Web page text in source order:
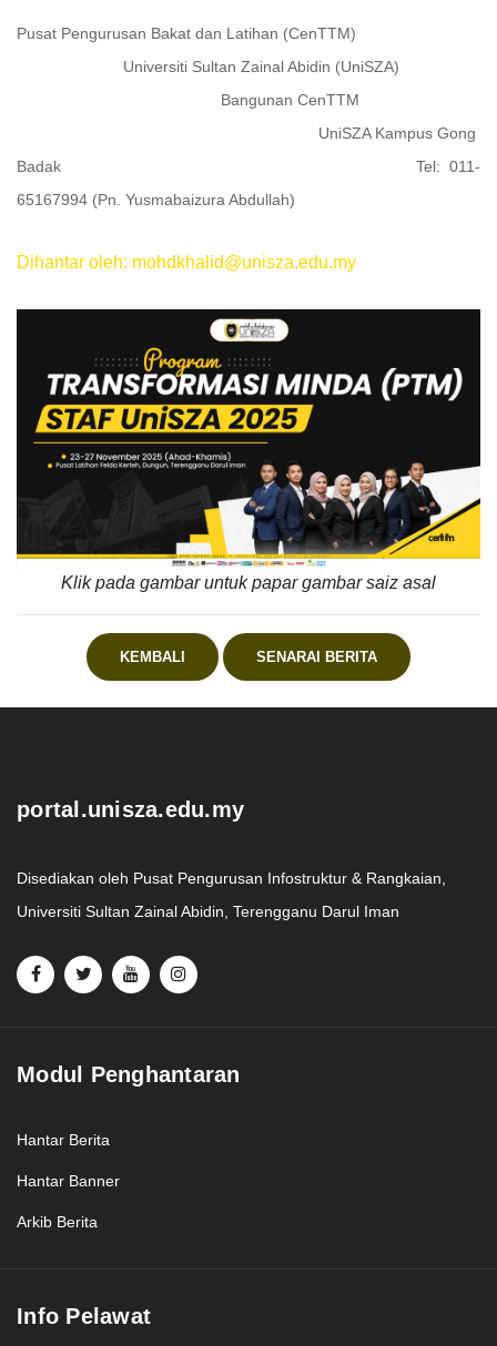
Pusat Pengurusan Bakat dan Latihan (CenTTM)
Universiti Sultan Zainal Abidin (UniSZA)
Bangunan CenTTM
UniSZA Kampus Gong
Badak Tel: 011-
65167994 (Pn. Yusmabaizura Abdullah)
Dihantar oleh: mohdkhalid@unisza.edu.my
Klik pada gambar untuk papar gambar saiz asal
KEMBALI SENARAI BERITA
portal.unisza.edu.my
Disediakan oleh Pusat Pengurusan Infostruktur & Rangkaian,
Universiti Sultan Zainal Abidin, Terengganu Darul Iman
Modul Penghantaran
Hantar Berita
Hantar Banner
Arkib Berita
Info Pelawat